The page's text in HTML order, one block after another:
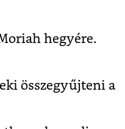
hegyére.
összegyűjteni a